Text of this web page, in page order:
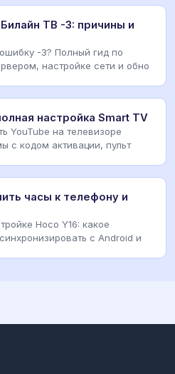
ТВ -3: причины и
-3? Полный гид по
настройке сети и обно
настройка Smart TV
YouTube на телевизоре
с кодом активации, пульт
часы к телефону и
Hoco Y16: какое
с Android и